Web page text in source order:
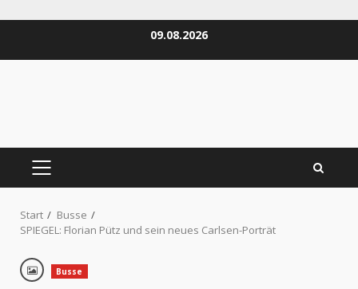
09.08.2026
PRIMÄRES
Start
Busse
SPIEGEL: Florian Pütz und sein neues Carlsen-Porträt
Busse